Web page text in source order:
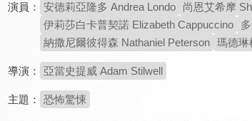
演員： 安德莉亞隆多 Andrea Londo 尚恩艾希摩
伊莉莎白卡普契諾 Elizabeth Cappuccino
納撒尼爾彼得森 Nathaniel Peterson 瑪德琳
導演： 亞當史提威 Adam Stilwell
主題： 恐怖驚悚